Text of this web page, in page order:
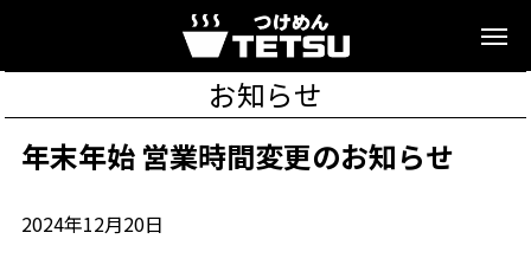
お知らせ
年末年始 営業時間変更のお知らせ
2024年12月20日